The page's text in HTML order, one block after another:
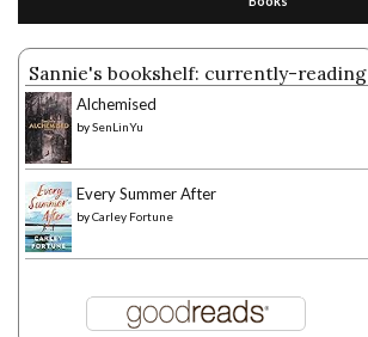
Sannie's bookshelf: currently-reading
Alchemised
bySenLinYu
Every Summer After
byCarley Fortune